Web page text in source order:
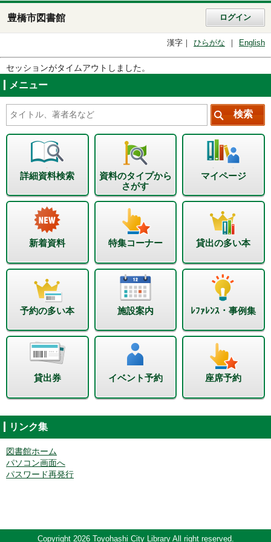
豊橋市図書館 ログイン
漢字 ひらがな English
セッションがタイムアウトしました。
メニュー
詳細資料検索
資料のタイプから
さがす
マイページ
新着資料 特集コーナー 貸出の多い本
予約の多い本 施設案内 ﾚﾌｧﾚﾝｽ・事例集
貸出券 イベント予約 座席予約
リンク集
図書館ホーム
パソコン画面へ
パスワード再発行
Copyright 2026 Toyohashi City Library All right reserved.